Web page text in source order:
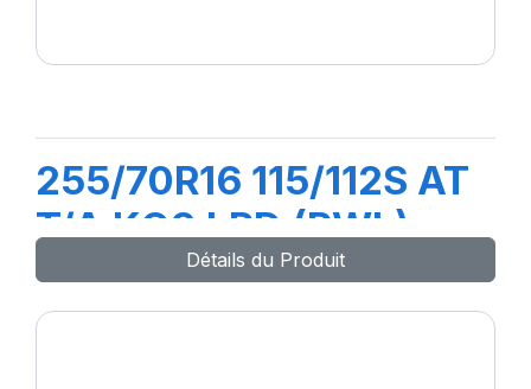
255/70R16 115/112S AT
T/A KO3 LRD (RWL)
Détails du Produit